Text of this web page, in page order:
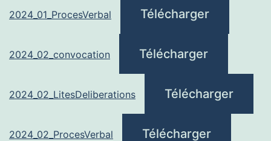
2024_01_ProcesVerbal Télécharger
2024_02_convocation Télécharger
2024_02_LitesDeliberations Télécharger
2024_02_ProcesVerbal Télécharger